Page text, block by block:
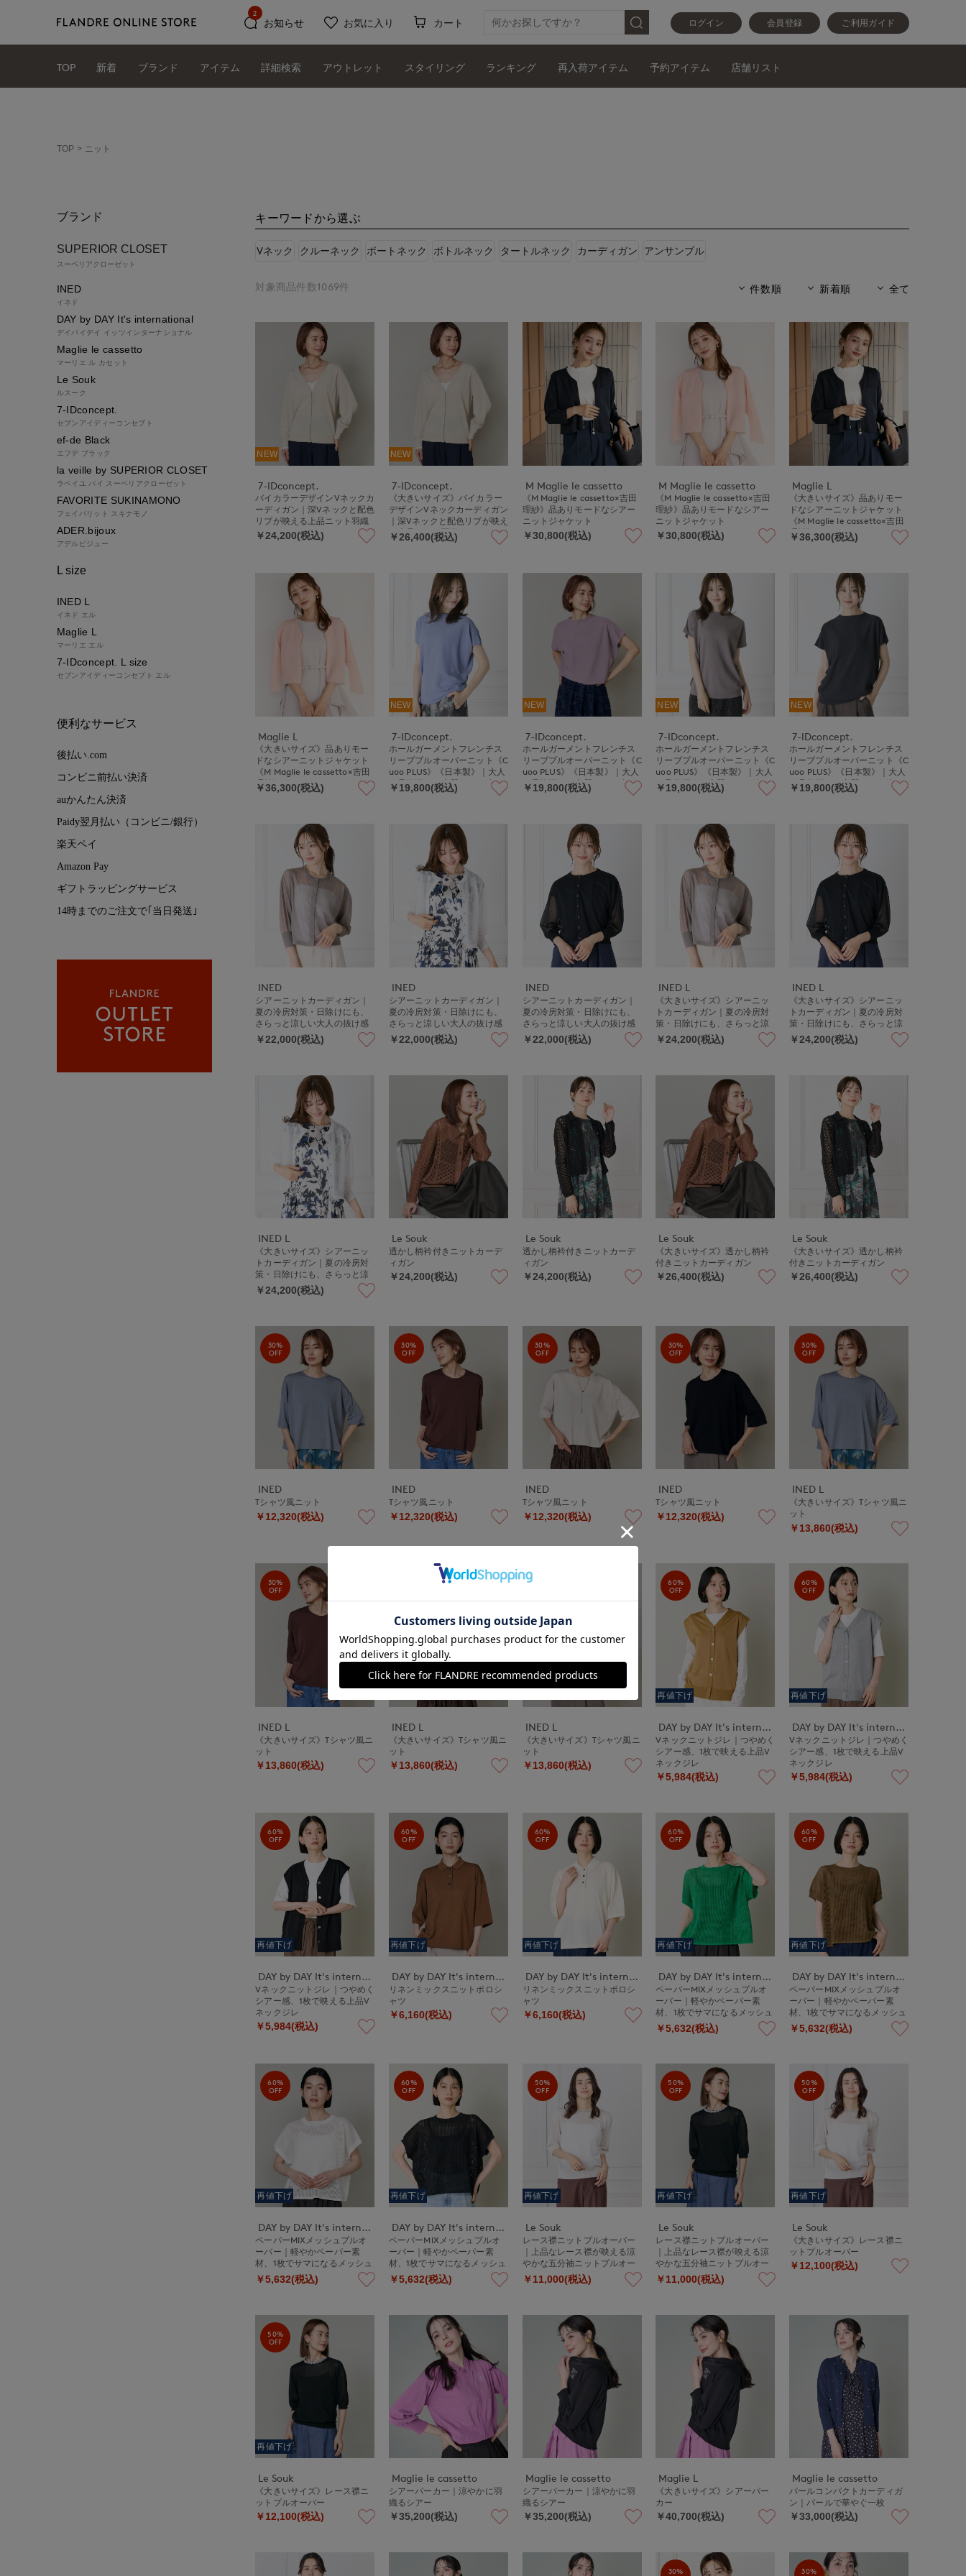
ログイン 会員登録 ご利用ガイド
お知らせ
2
お気に入り カート
TOP 新着 ブランド アイテム 詳細検索 アウトレット スタイリング ランキング 再入荷アイテム 予約アイテム 店舗リスト
TOP ニット
キーワードから選ぶ
Vネック クルーネック ボートネック ボトルネック タートルネック カーディガン アンサンブル
件数順 新着順 全て
対象商品件数1069件
NEW
7-IDconcept.
バイカラーデザインVネックカ
ーディガン｜深Vネックと配色
リブが映える上品ニット羽織
￥24,200(税込)
NEW
7-IDconcept.
《大きいサイズ》バイカラー
デザインVネックカーディガン
｜深Vネックと配色リブが映え
る上品ニット羽織
￥26,400(税込)
M Maglie le cassetto
《M Maglie le cassetto×吉田
理紗》品ありモードなシアー
ニットジャケット
￥30,800(税込)
M Maglie le cassetto
《M Maglie le cassetto×吉田
理紗》品ありモードなシアー
ニットジャケット
￥30,800(税込)
Maglie L
《大きいサイズ》品ありモー
ドなシアーニットジャケット
《M Maglie le cassetto×吉田
理紗》
￥36,300(税込)
Maglie L
《大きいサイズ》品ありモー
ドなシアーニットジャケット
《M Maglie le cassetto×吉田
理紗》
￥36,300(税込)
NEW
7-IDconcept.
ホールガーメントフレンチス
リーブプルオーバーニット《C
uoo PLUS》《日本製》｜大人
の品格漂う、上質かのこ編み
日本製ニット
￥19,800(税込)
NEW
7-IDconcept.
ホールガーメントフレンチス
リーブプルオーバーニット《C
uoo PLUS》《日本製》｜大人
の品格漂う、上質かのこ編み
日本製ニット
￥19,800(税込)
NEW
7-IDconcept.
ホールガーメントフレンチス
リーブプルオーバーニット《C
uoo PLUS》《日本製》｜大人
の品格漂う、上質かのこ編み
日本製ニット
￥19,800(税込)
NEW
7-IDconcept.
ホールガーメントフレンチス
リーブプルオーバーニット《C
uoo PLUS》《日本製》｜大人
の品格漂う、上質かのこ編み
日本製ニット
￥19,800(税込)
INED
シアーニットカーディガン｜
夏の冷房対策・日除けにも、
さらっと涼しい大人の抜け感
シアー
￥22,000(税込)
INED
シアーニットカーディガン｜
夏の冷房対策・日除けにも、
さらっと涼しい大人の抜け感
シアー
￥22,000(税込)
INED
シアーニットカーディガン｜
夏の冷房対策・日除けにも、
さらっと涼しい大人の抜け感
シアー
￥22,000(税込)
INED L
《大きいサイズ》シアーニッ
トカーディガン｜夏の冷房対
策・日除けにも、さらっと涼
しい大人の抜け感シアー
￥24,200(税込)
INED L
《大きいサイズ》シアーニッ
トカーディガン｜夏の冷房対
策・日除けにも、さらっと涼
しい大人の抜け感シアー
￥24,200(税込)
INED L
《大きいサイズ》シアーニッ
トカーディガン｜夏の冷房対
策・日除けにも、さらっと涼
しい大人の抜け感シアー
￥24,200(税込)
Le Souk
透かし柄衿付きニットカーデ
ィガン
￥24,200(税込)
Le Souk
透かし柄衿付きニットカーデ
ィガン
￥24,200(税込)
Le Souk
《大きいサイズ》透かし柄衿
付きニットカーディガン
￥26,400(税込)
Le Souk
《大きいサイズ》透かし柄衿
付きニットカーディガン
￥26,400(税込)
30%
OFF
INED
Tシャツ風ニット
￥12,320(税込)
30%
OFF
INED
Tシャツ風ニット
￥12,320(税込)
30%
OFF
INED
Tシャツ風ニット
￥12,320(税込)
30%
OFF
INED
Tシャツ風ニット
￥12,320(税込)
30%
OFF
INED L
《大きいサイズ》Tシャツ風ニ
ット
￥13,860(税込)
30%
OFF
INED L
《大きいサイズ》Tシャツ風ニ
ット
￥13,860(税込)
INED L
《大きいサイズ》Tシャツ風ニ
ット
￥13,860(税込)
INED L
《大きいサイズ》Tシャツ風ニ
ット
￥13,860(税込)
60%
OFF
再値下げ
DAY by DAY It's international
Vネックニットジレ｜つやめく
シアー感、1枚で映える上品V
ネックジレ
￥5,984(税込)
60%
OFF
再値下げ
DAY by DAY It's international
Vネックニットジレ｜つやめく
シアー感、1枚で映える上品V
ネックジレ
￥5,984(税込)
60%
OFF
再値下げ
DAY by DAY It's international
Vネックニットジレ｜つやめく
シアー感、1枚で映える上品V
ネックジレ
￥5,984(税込)
60%
OFF
再値下げ
DAY by DAY It's international
リネンミックスニットポロシ
ャツ
￥6,160(税込)
60%
OFF
再値下げ
DAY by DAY It's international
リネンミックスニットポロシ
ャツ
￥6,160(税込)
60%
OFF
再値下げ
DAY by DAY It's international
ペーパーMIXメッシュプルオ
ーバー｜軽やかペーパー素
材、1枚でサマになるメッシュ
ニット
￥5,632(税込)
60%
OFF
再値下げ
DAY by DAY It's international
ペーパーMIXメッシュプルオ
ーバー｜軽やかペーパー素
材、1枚でサマになるメッシュ
ニット
￥5,632(税込)
60%
OFF
再値下げ
DAY by DAY It's international
ペーパーMIXメッシュプルオ
ーバー｜軽やかペーパー素
材、1枚でサマになるメッシュ
ニット
￥5,632(税込)
60%
OFF
再値下げ
DAY by DAY It's international
ペーパーMIXメッシュプルオ
ーバー｜軽やかペーパー素
材、1枚でサマになるメッシュ
ニット
￥5,632(税込)
50%
OFF
再値下げ
Le Souk
レース襟ニットプルオーバー
｜上品なレース襟が映える涼
やかな五分袖ニットプルオー
バー
￥11,000(税込)
50%
OFF
再値下げ
Le Souk
レース襟ニットプルオーバー
｜上品なレース襟が映える涼
やかな五分袖ニットプルオー
バー
￥11,000(税込)
50%
OFF
再値下げ
Le Souk
《大きいサイズ》レース襟ニ
ットプルオーバー
￥12,100(税込)
50%
OFF
再値下げ
Le Souk
《大きいサイズ》レース襟ニ
ットプルオーバー
￥12,100(税込)
Maglie le cassetto
シアーパーカー｜涼やかに羽
織るシアー
￥35,200(税込)
Maglie le cassetto
シアーパーカー｜涼やかに羽
織るシアー
￥35,200(税込)
Maglie L
《大きいサイズ》シアーパー
カー
￥40,700(税込)
Maglie le cassetto
パールコンパクトカーディガ
ン｜パールで華やぐ一枚
￥33,000(税込)
30%
30%
ブランド
SUPERIOR CLOSET
スーペリアクローゼット
INED
イネド
DAY by DAY It's international
デイバイデイ イッツインターナショナル
Maglie le cassetto
マーリエ ル カセット
Le Souk
ルスーク
7-IDconcept.
セブンアイディーコンセプト
ef-de Black
エフデ ブラック
la veille by SUPERIOR CLOSET
ラベイユ バイ スーペリアクローゼット
FAVORITE SUKINAMONO
フェイバリット スキナモノ
ADER.bijoux
アデルビジュー
L size
INED L
イネド エル
Maglie L
マーリエ エル
7-IDconcept. L size
セブンアイディーコンセプト エル
便利なサービス
後払い.com
コンビニ前払い決済
auかんたん決済
Paidy翌月払い（コンビニ/銀行）
楽天ペイ
Amazon Pay
ギフトラッピングサービス
14時までのご注文で｢当日発送｣